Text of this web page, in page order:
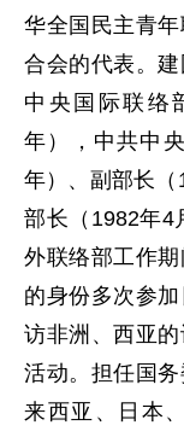
华全国民主青
合会的代表。建
中央国际联络
年），中共中
年）、副部长
部长（1982年
外联络部工作
的身份多次参
访非洲、西亚
活动。担任国
来西亚、日本